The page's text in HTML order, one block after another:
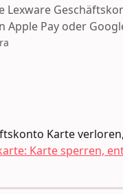
Lexware
Apple Pay oder
Karte
Karte sperren,